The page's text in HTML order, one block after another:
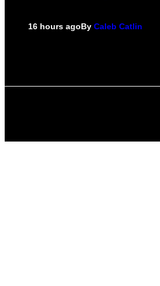
16 hours agoBy Caleb Catlin